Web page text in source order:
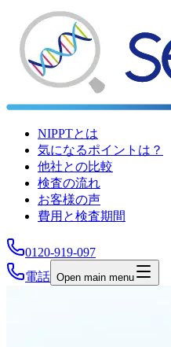
NIPPTとは
気になるポイントは？
他社との比較
検査の流れ
お客様の声
費用と検査期間
0120-919-097
電話 Open main menu